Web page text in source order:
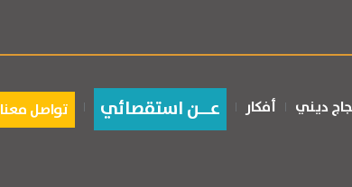
ديني أفكار عــن استقصائي تواصل معنا